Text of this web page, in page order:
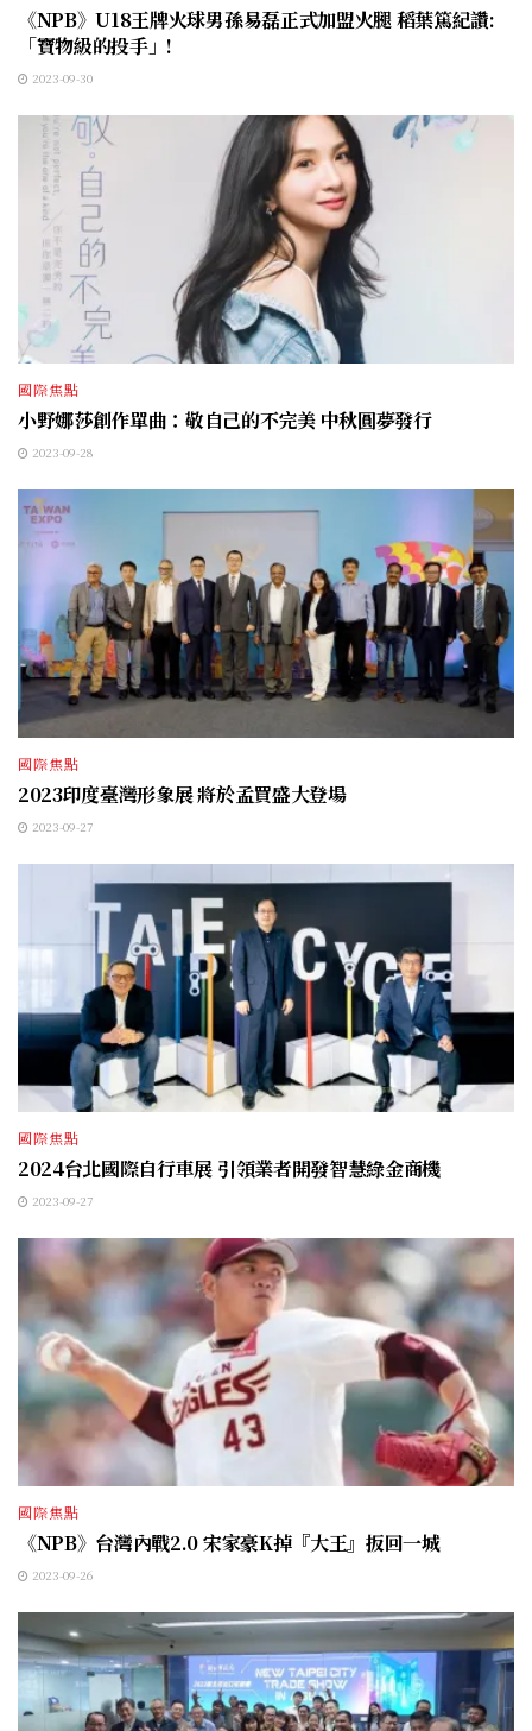
《NPB》U18王牌火球男孫易磊正式加盟火腿 稻葉篤紀讚:
「寶物級的投手」!
2023-09-30
國際焦點
小野娜莎創作單曲：敬自己的不完美 中秋圓夢發行
2023-09-28
國際焦點
2023印度臺灣形象展 將於孟買盛大登場
2023-09-27
國際焦點
2024台北國際自行車展 引領業者開發智慧綠金商機
2023-09-27
國際焦點
《NPB》台灣內戰2.0 宋家豪K掉『大王』扳回一城
2023-09-26